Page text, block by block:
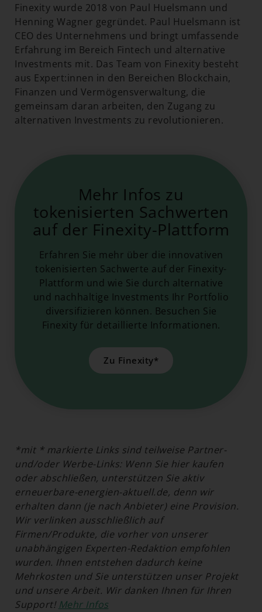
Finexity wurde 2018 von Paul Huelsmann und
Henning Wagner gegründet. Paul Huelsmann ist
CEO des Unternehmens und bringt umfassende
Erfahrung im Bereich Fintech und alternative
Investments mit. Das Team von Finexity besteht
aus Expert:innen in den Bereichen Blockchain,
Finanzen und Vermögensverwaltung, die
gemeinsam daran arbeiten, den Zugang zu
alternativen Investments zu revolutionieren.
Mehr Infos zu
tokenisierten Sachwerten
auf der Finexity-Plattform
Erfahren Sie mehr über die innovativen
tokenisierten Sachwerte auf der Finexity-
Plattform und wie Sie durch alternative
und nachhaltige Investments Ihr Portfolio
diversifizieren können. Besuchen Sie
Finexity für detaillierte Informationen.
Zu Finexity*
*mit * markierte Links sind teilweise Partner-
und/oder Werbe-Links: Wenn Sie hier kaufen
oder abschließen, unterstützen Sie aktiv
erneuerbare-energien-aktuell.de, denn wir
erhalten dann (je nach Anbieter) eine Provision.
Wir verlinken ausschließlich auf
Firmen/Produkte, die vorher von unserer
unabhängigen Experten-Redaktion emp­foh­len
wurden. Ihnen entstehen dadurch keine
Mehrkosten und Sie unterstützen unser Projekt
und unsere Arbeit. Wir danken Ihnen für Ihren
Support! Mehr Infos